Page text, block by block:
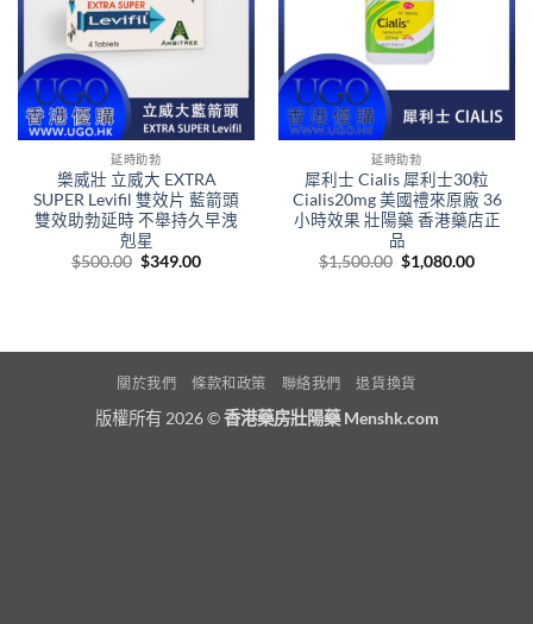
延時助勃
樂威壯 立威大 EXTRA
SUPER Levifil 雙效片 藍箭頭
雙效助勃延時 不舉持久早洩
剋星
$500.00 Original
$349.00Current
延時助勃
犀利士 Cialis 犀利士30粒
Cialis20mg 美國禮來原廠 36
小時效果 壯陽藥 香港藥店正
品
$1,500.00 Original
price
$1,080.00Current
關於我們 條款和政策 聯絡我們 退貨換貨
版權所有 2026 ©香港藥房壯陽藥 Menshk.com